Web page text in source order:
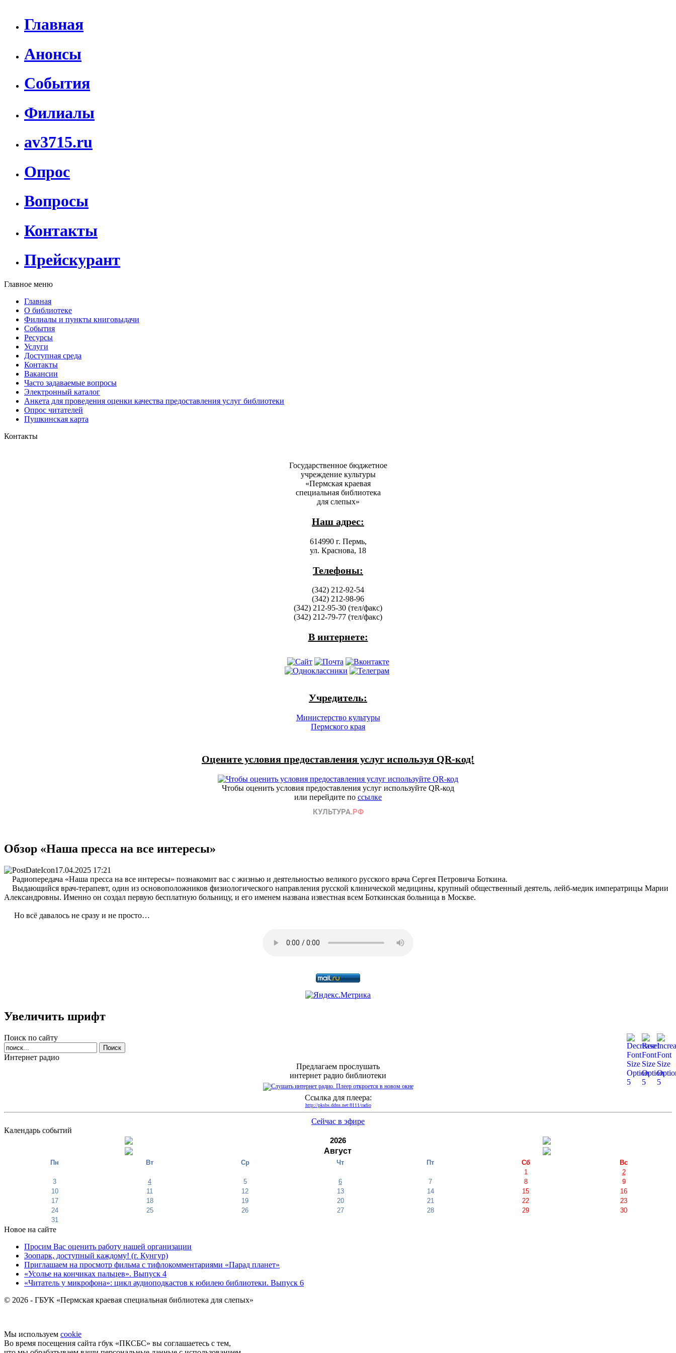
Главная
Анонсы
События
Филиалы
av3715.ru
Опрос
Вопросы
Контакты
Прейскурант
Главное меню
Главная
О библиотеке
Филиалы и пункты книговыдачи
События
Ресурсы
Услуги
Доступная среда
Контакты
Вакансии
Часто задаваемые вопросы
Электронный каталог
Анкета для проведения оценки качества предоставления услуг библиотеки
Опрос читателей
Пушкинская карта
Контакты
Государственное бюджетное
учреждение культуры
«Пермская краевая
специальная библиотека
для слепых»
Наш адрес:
614990 г. Пермь,
ул. Краснова, 18
Телефоны:
(342) 212-92-54
(342) 212-98-96
(342) 212-95-30 (тел/факс)
(342) 212-79-77 (тел/факс)
В интернете:
Учредитель:
Министерство культуры
Пермского края
Оцените условия предоставления услуг используя QR-код!
Чтобы оценить условия предоставления услуг используйте QR-код
или перейдите по ссылке
Обзор «Наша пресса на все интересы»
17.04.2025 17:21
Радиопередача «Наша пресса на все интересы» познакомит вас с жизнью и деятельностью великого русского врача Сергея Петровича Боткина.
Выдающийся врач-терапевт, один из основоположников физиологического направления русской клинической медицины, крупный общественный деятель, лейб-медик императрицы Марии
Александровны. Именно он создал первую бесплатную больницу, и его именем названа известная всем Боткинская больница в Москве.
Но всё давалось не сразу и не просто…
Увеличить шрифт
Поиск по сайту
Интернет радио
Предлагаем прослушать
интернет радио библиотеки
Ссылка для плеера:
http://pksbs.ddns.net:8111/radio
Сейчас в эфире
Календарь событий
2026
Август
Пн Вт Ср Чт Пт Сб
Вс
1
2
3
4 5 6 7 8
9
10
11 12 13 14 15
16
17
18 19 20 21 22
23
24
25 26 27 28 29
30
31
Новое на сайте
Просим Вас оценить работу нашей организации
Зоопарк, доступный каждому! (г. Кунгур)
Приглашаем на просмотр фильма с тифлокомментариями «Парад планет»
«Усолье на кончиках пальцев». Выпуск 4
«Читатель у микрофона»: цикл аудиоподкастов к юбилею библиотеки. Выпуск 6
© 2026 - ГБУК «Пермская краевая специальная библиотека для слепых»
Мы используем cookie
Во время посещения сайта гбук «ПКСБС» вы соглашаетесь с тем,